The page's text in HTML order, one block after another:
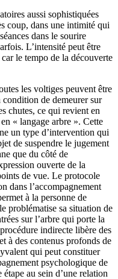
aussi sophistiquées
coup, dans une intimité qui
dans le sourire
L’intensité peut être
le tempo de la découverte
les voltiges peuvent être
condition de demeurer sur
chutes, ce qui revient en
« langage arbre ». Cette
un type d’intervention qui
de suspendre le jugement
que du côté de
ouverte de la
de vue. Le protocole
dans l’accompagnement
à la personne de
problématise sa situation de
sur l’arbre qui porte la
indirecte libère des
à des contenus profonds de
qui peut constituer
psychologique de
au sein d’une relation